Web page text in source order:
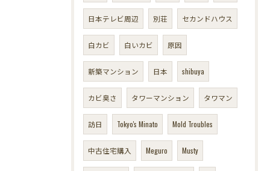
日本テレビ周辺 別荘 セカンドハウス
白カビ 白いカビ 原因
新築マンション 日本 shibuya
カビ臭さ タワーマンション タワマン
訪日 Tokyo's Minato Mold Troubles
中古住宅購入 Meguro Musty